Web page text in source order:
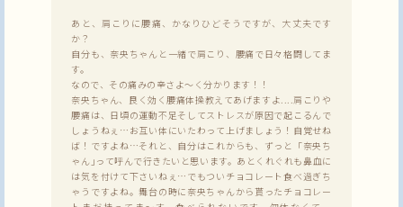
あと、肩こりに腰痛、かなりひどそうですが、大丈夫です
か？
自分も、奈央ちゃんと一緒で肩こり、腰痛で日々格闘してま
す。
なので、その痛みの辛さよ〜く分かります！！
奈央ちゃん、良く効く腰痛体操教えてあげますよ....肩こりや
腰痛は、日頃の運動不足そしてストレスが原因で起こるんで
しょうねぇ…お互い体にいたわって上げましょう！自覚せね
ば！ですよね…それと、自分はこれからも、ずっと「奈央ち
ゃん｣って呼んで行きたいと思います。あとくれぐれも鼻血に
は気を付けて下さいねぇ…でもついチョコレート食べ過ぎち
ゃうですよね。舞台の時に奈央ちゃんから貰ったチョコレー